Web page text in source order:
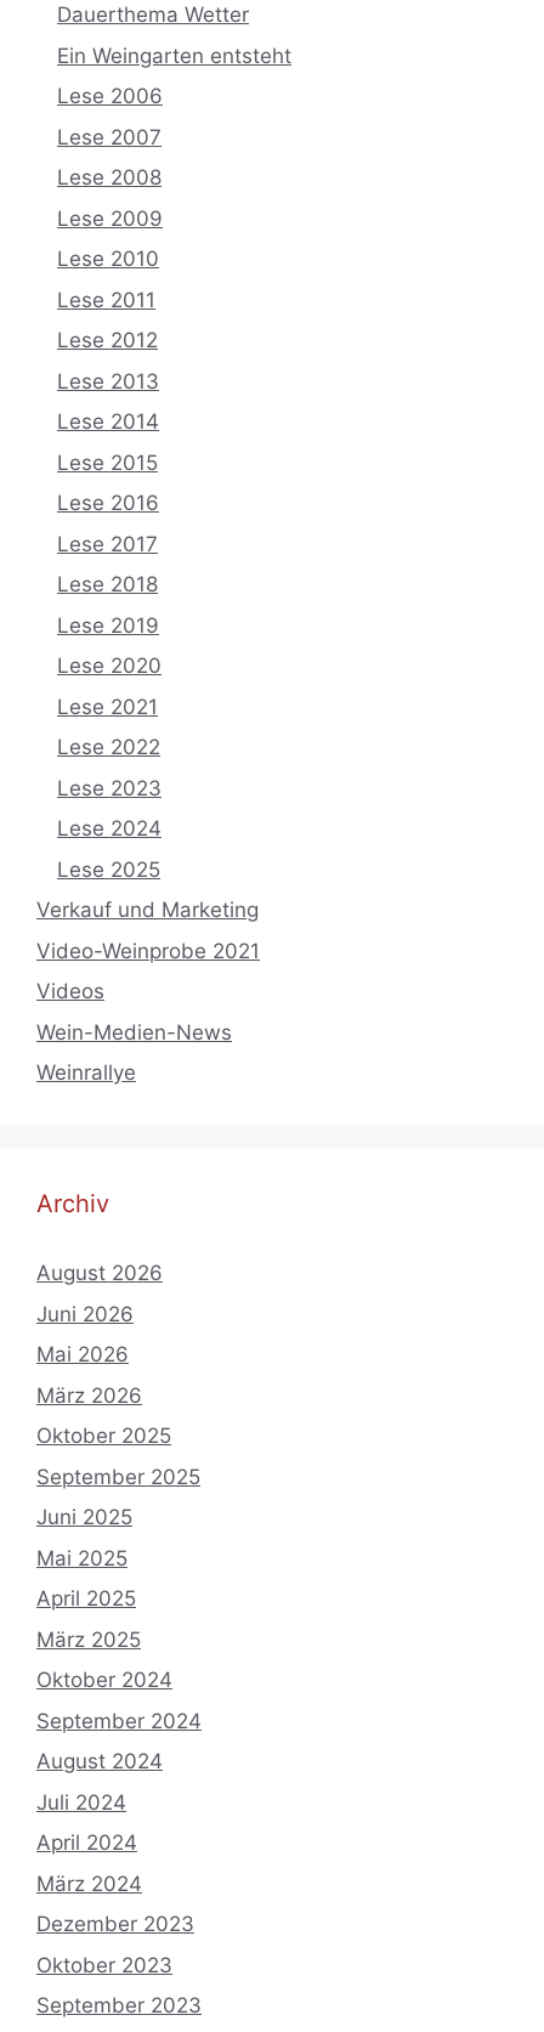
Dauerthema Wetter
Ein Weingarten entsteht
Lese 2006
Lese 2007
Lese 2008
Lese 2009
Lese 2010
Lese 2011
Lese 2012
Lese 2013
Lese 2014
Lese 2015
Lese 2016
Lese 2017
Lese 2018
Lese 2019
Lese 2020
Lese 2021
Lese 2022
Lese 2023
Lese 2024
Lese 2025
Verkauf und Marketing
Video-Weinprobe 2021
Videos
Wein-Medien-News
Weinrallye
Archiv
August 2026
Juni 2026
Mai 2026
März 2026
Oktober 2025
September 2025
Juni 2025
Mai 2025
April 2025
März 2025
Oktober 2024
September 2024
August 2024
Juli 2024
April 2024
März 2024
Dezember 2023
Oktober 2023
September 2023